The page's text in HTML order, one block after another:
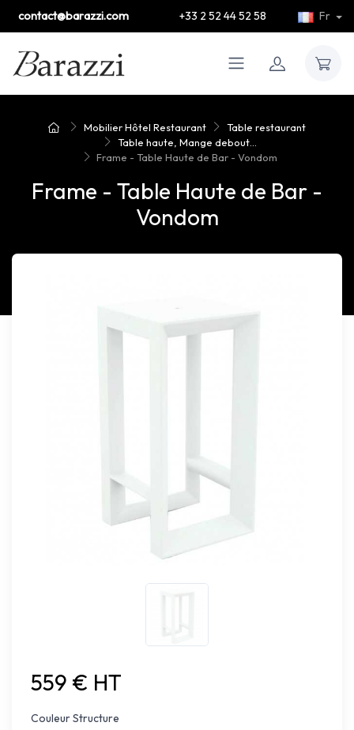
contact@barazzi.com +33 2 52 44 52 58 Fr
Mobilier Hôtel Restaurant
Table restaurant
Table haute, Mange debout...
Frame - Table Haute de Bar - Vondom
Frame - Table Haute de Bar -
Vondom
559 € HT
Couleur Structure